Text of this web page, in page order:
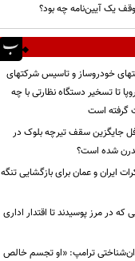
یک آیین‌نامه چه بود؟
خودروساز و تاسیس شرکتهای
تا تسخیر دستگاه نظارتی با چه
گرفته است
جایگزین سقف تیرچه بلوک در
شده است؟
ایران و عمان برای بازگشایی تنگه
در مرز پوسیدند تا اقتدار اداری
ترامپ: «او تجسم خالص